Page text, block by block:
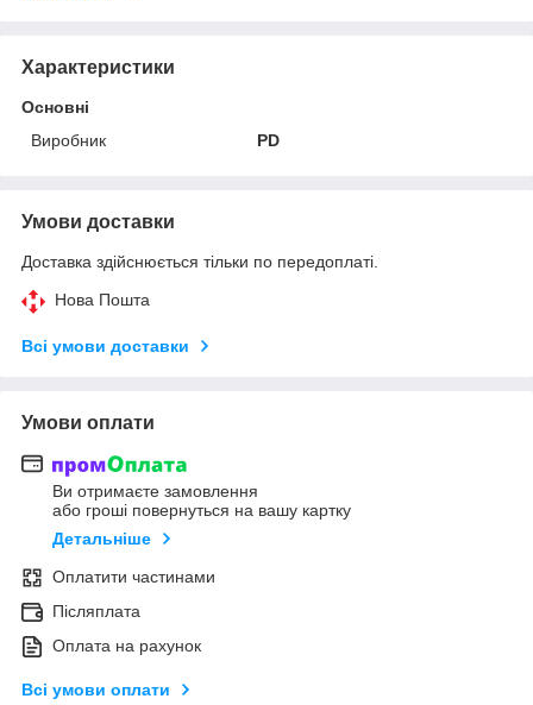
Характеристики
Основні
Виробник
PD
Умови доставки
Доставка здійснюється тільки по передоплаті.
Нова Пошта
Всі умови доставки
Умови оплати
Ви отримаєте замовлення
або гроші повернуться на вашу картку
Детальніше
Оплатити частинами
Післяплата
Оплата на рахунок
Всі умови оплати